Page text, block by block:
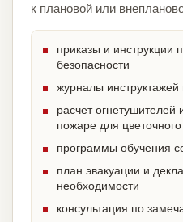
к плановой или
приказы и инструкции
безопасности
журналы инструктажей
расчет огнетушителей
пожаре для
программы обучения
план эвакуации и
необходимости
консультация по